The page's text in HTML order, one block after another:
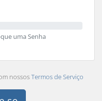
uma Senha
nossosTermos de Serviço